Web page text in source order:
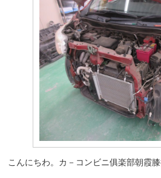
こんにちわ。カ－コンビニ俱楽部朝霞膝